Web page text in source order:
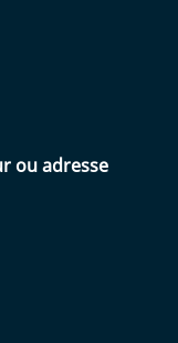
ou adresse